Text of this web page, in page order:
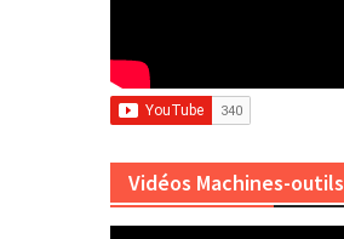
Vidéos Machines-outils